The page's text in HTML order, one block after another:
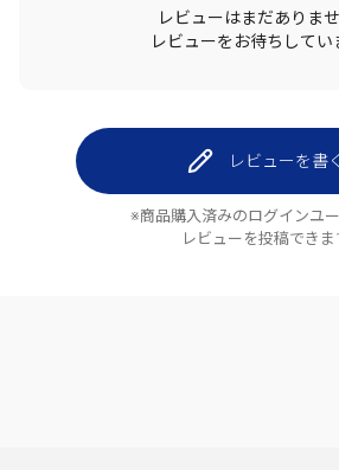
レビューはまだありませ
レビューをお待ちしてい
レビューを書く
※商品購入済みのログインユ
レビューを投稿できま